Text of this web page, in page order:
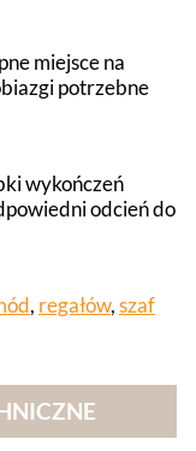
miejsce na
potrzebne
wykończeń
odcień do
, regałów,szaf